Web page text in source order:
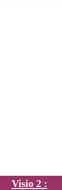
Visio 2 :